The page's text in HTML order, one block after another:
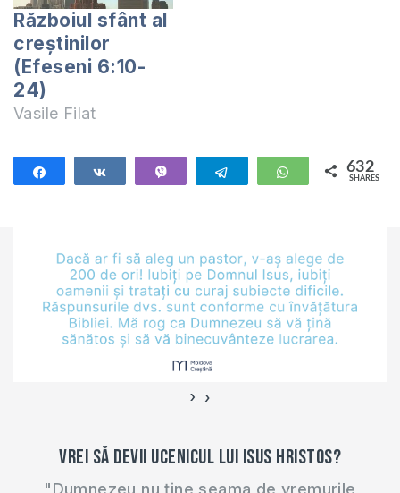
deci legitima
apărare? Pe de alta
parte NATO e un fel
de forță
cotropitoare…
Războiul sfânt al
creştinilor
(Efeseni 6:10-
24)
Vasile Filat
Telegram WhatsApp
632
SHARES
‹ ›
Vrei să devii ucenicul lui Isus Hristos?
"Dumnezeu nu ține seama de vremurile